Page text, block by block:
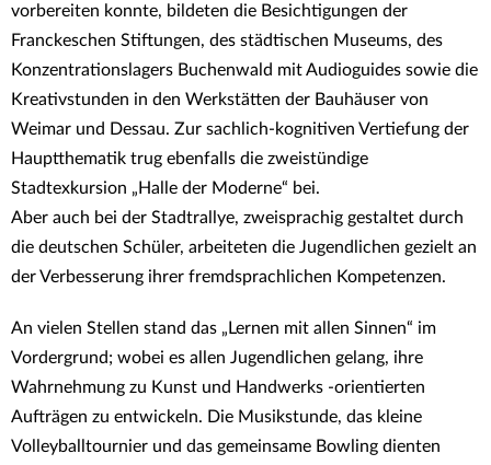
vorbereiten konnte, bildeten die Besichtigungen der
Franckeschen Stiftungen, des städtischen Museums, des
Konzentrationslagers Buchenwald mit Audioguides sowie die
Kreativstunden in den Werkstätten der Bauhäuser von
Weimar und Dessau. Zur sachlich-kognitiven Vertiefung der
Hauptthematik trug ebenfalls die zweistündige
Stadtexkursion „Halle der Moderne“ bei.
Aber auch bei der Stadtrallye, zweisprachig gestaltet durch
die deutschen Schüler, arbeiteten die Jugendlichen gezielt an
der Verbesserung ihrer fremdsprachlichen Kompetenzen.
An vielen Stellen stand das „Lernen mit allen Sinnen“ im
Vordergrund; wobei es allen Jugendlichen gelang, ihre
Wahrnehmung zu Kunst und Handwerks -orientierten
Aufträgen zu entwickeln. Die Musikstunde, das kleine
Volleyballtournier und das gemeinsame Bowling dienten